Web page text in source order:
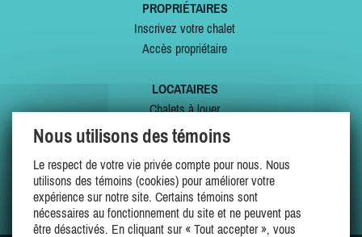
PROPRIÉTAIRES
Inscrivez votre chalet
Accès propriétaire
LOCATAIRES
Chalets à louer
Chalets à vendre
Offres spéciales
Mes favoris
Nous utilisons des témoins
Le respect de votre vie privée compte pour nous. Nous
utilisons des témoins (cookies) pour améliorer votre
expérience sur notre site. Certains témoins sont
nécessaires au fonctionnement du site et ne peuvent pas
être désactivés. En cliquant sur « Tout accepter », vous